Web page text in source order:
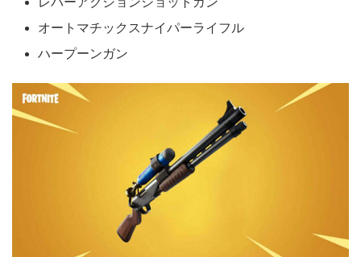
オートマチックスナイパーライフル
ハープーンガン